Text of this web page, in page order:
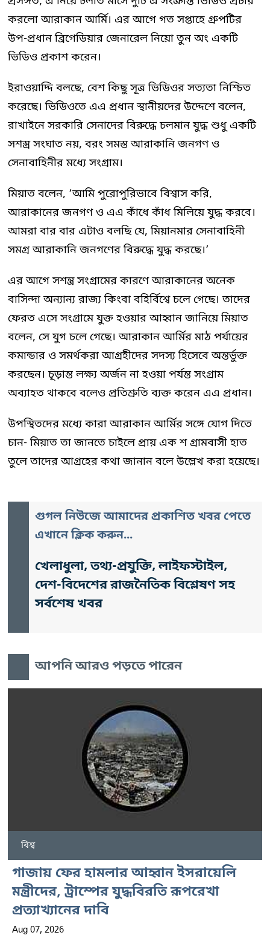
করলো আরাকান আর্মি। এর আগে গত সপ্তাহে গ্রুপটির
উপ-প্রধান ব্রিগেডিয়ার জেনারেল নিয়ো তুন অং একটি
ভিডিও প্রকাশ করেন।
ইরাওয়াদ্দি বলছে, বেশ কিছু সূত্র ভিডিওর সত্যতা নিশ্চিত
করেছে। ভিডিওতে এএ প্রধান স্থানীয়দের উদ্দেশে বলেন,
রাখাইনে সরকারি সেনাদের বিরুদ্ধে চলমান যুদ্ধ শুধু একটি
সশস্ত্র সংঘাত নয়, বরং সমস্ত আরাকানি জনগণ ও
সেনাবাহিনীর মধ্যে সংগ্রাম।
মিয়াত বলেন, ‘আমি পুরোপুরিভাবে বিশ্বাস করি,
আরাকানের জনগণ ও এএ কাঁধে কাঁধ মিলিয়ে যুদ্ধ করবে।
আমরা বার বার এটাও বলছি যে, মিয়ানমার সেনাবাহিনী
সমগ্র আরাকানি জনগণের বিরুদ্ধে যুদ্ধ করছে।’
এর আগে সশন্ত্র সংগ্রামের কারণে আরাকানের অনেক
বাসিন্দা অন্যান্য রাজ্য কিংবা বহির্বিশ্বে চলে গেছে। তাদের
ফেরত এসে সংগ্রামে যুক্ত হওয়ার আহ্বান জানিয়ে মিয়াত
বলেন, সে যুগ চলে গেছে। আরাকান আর্মির মাঠ পর্যায়ের
কমান্ডার ও সমর্থকরা আগ্রহীদের সদস্য হিসেবে অন্তর্ভুক্ত
করছেন। চূড়ান্ত লক্ষ্য অর্জন না হওয়া পর্যন্ত সংগ্রাম
অব্যাহত থাকবে বলেও প্রতিশ্রুতি ব্যক্ত করেন এএ প্রধান।
উপস্থিতদের মধ্যে কারা আরাকান আর্মির সঙ্গে যোগ দিতে
চান- মিয়াত তা জানতে চাইলে প্রায় এক শ গ্রামবাসী হাত
তুলে তাদের আগ্রহের কথা জানান বলে উল্লেখ করা হয়েছে।
গুগল নিউজে আমাদের প্রকাশিত খবর পেতে
এখানে ক্লিক করুন...
খেলাধুলা, তথ্য-প্রযুক্তি, লাইফস্টাইল,
দেশ-বিদেশের রাজনৈতিক বিশ্লেষণ সহ
সর্বশেষ খবর
আপনি আরও পড়তে পারেন
বিশ্ব
গাজায় ফের হামলার আহ্বান ইসরায়েলি
মন্ত্রীদের, ট্রাম্পের যুদ্ধবিরতি রূপরেখা
প্রত্যাখ্যানের দাবি
Aug 07, 2026